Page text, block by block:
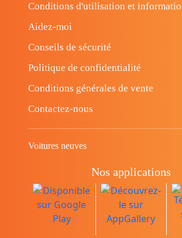
Conditions d'utilisation et
Aidez-moi
Conseils de sécurité
Politique de confidentialité
Conditions générales de vente
Contactez-nous
Voitures neuves
Nos applications